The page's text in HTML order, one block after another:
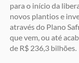
para o início da
novos plantios e
através do Plano
que vem, ou até
de R$ 236,3 bilhões.